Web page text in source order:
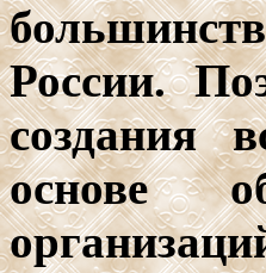
России.
создания
основе